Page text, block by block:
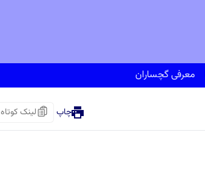
معرفی گچساران
چاپ لینک کوتاه